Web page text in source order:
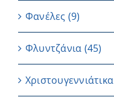
Φανέλες (9)
Φλυντζάνια (45)
Χριστουγεννιάτικα